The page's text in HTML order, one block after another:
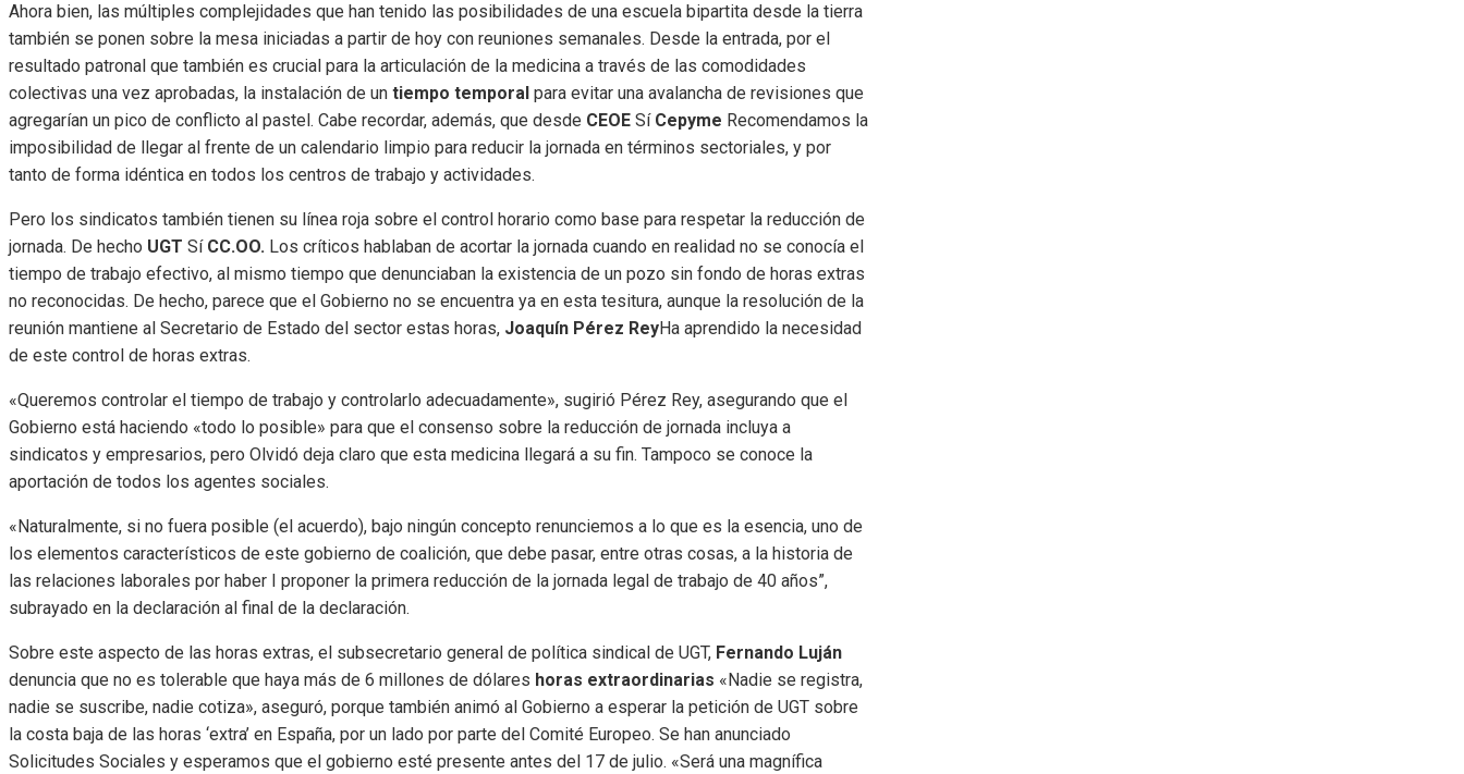
Ahora bien, las múltiples complejidades que han tenido las posibilidades de una escuela bipartita desde la tierra
también se ponen sobre la mesa iniciadas a partir de hoy con reuniones semanales. Desde la entrada, por el
resultado patronal que también es crucial para la articulación de la medicina a través de las comodidades
colectivas una vez aprobadas, la instalación de un tiempo temporal para evitar una avalancha de revisiones que
agregarían un pico de conflicto al pastel. Cabe recordar, además, que desde CEOE Sí Cepyme Recomendamos la
imposibilidad de llegar al frente de un calendario limpio para reducir la jornada en términos sectoriales, y por
tanto de forma idéntica en todos los centros de trabajo y actividades.
Pero los sindicatos también tienen su línea roja sobre el control horario como base para respetar la reducción de
jornada. De hecho UGT Sí CC.OO. Los críticos hablaban de acortar la jornada cuando en realidad no se conocía el
tiempo de trabajo efectivo, al mismo tiempo que denunciaban la existencia de un pozo sin fondo de horas extras
no reconocidas. De hecho, parece que el Gobierno no se encuentra ya en esta tesitura, aunque la resolución de la
reunión mantiene al Secretario de Estado del sector estas horas, Joaquín Pérez ReyHa aprendido la necesidad
de este control de horas extras.
«Queremos controlar el tiempo de trabajo y controlarlo adecuadamente», sugirió Pérez Rey, asegurando que el
Gobierno está haciendo «todo lo posible» para que el consenso sobre la reducción de jornada incluya a
sindicatos y empresarios, pero Olvidó deja claro que esta medicina llegará a su fin. Tampoco se conoce la
aportación de todos los agentes sociales.
«Naturalmente, si no fuera posible (el acuerdo), bajo ningún concepto renunciemos a lo que es la esencia, uno de
los elementos característicos de este gobierno de coalición, que debe pasar, entre otras cosas, a la historia de
las relaciones laborales por haber I proponer la primera reducción de la jornada legal de trabajo de 40 años”,
subrayado en la declaración al final de la declaración.
Sobre este aspecto de las horas extras, el subsecretario general de política sindical de UGT, Fernando Luján
denuncia que no es tolerable que haya más de 6 millones de dólares horas extraordinarias «Nadie se registra,
nadie se suscribe, nadie cotiza», aseguró, porque también animó al Gobierno a esperar la petición de UGT sobre
la costa baja de las horas ‘extra’ en España, por un lado por parte del Comité Europeo. Se han anunciado
Solicitudes Sociales y esperamos que el gobierno esté presente antes del 17 de julio. «Será una magnífica